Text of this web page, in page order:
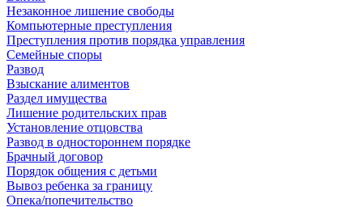
Незаконное лишение свободы
Компьютерные преступления
Преступления против порядка управления
Семейные споры
Развод
Взыскание алиментов
Раздел имущества
Лишение родительских прав
Установление отцовства
Развод в одностороннем порядке
Брачный договор
Порядок общения с детьми
Вывоз ребенка за границу
Опека/попечительство